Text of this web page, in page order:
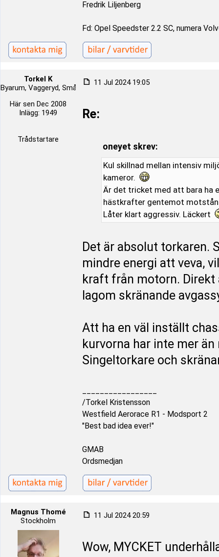
Fredrik Liljenberg
Fd: Opel Speedster 2.2 SC, numera
Torkel K
Byarum, Vaggeryd, Småland, Sverige
Här sen Dec 2008
Inlägg: 1949
Trådstartare
11 Jul 2024 19:05
Re:
oneyet skrev:
Kul skillnad mellan intensiv
kameror.
Är det tricket med att bara ha
hästkrafter gentemot
Låter klart aggressiv. Läckert
Det är absolut torkaren.
mindre energi att veva,
kraft från motorn. Direkt
lagom skränande
Att ha en väl inställt
kurvorna har inte mer
Singeltorkare och
/Torkel Kristensson
Westfield Aerorace R1 - Modsport 2
"Best bad idea ever!"
GMAB
Ordsmedjan
Magnus Thomé
Stockholm
11 Jul 2024 20:59
Wow, MYCKET